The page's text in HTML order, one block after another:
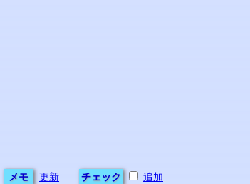
メモ 更新 チェック 追加